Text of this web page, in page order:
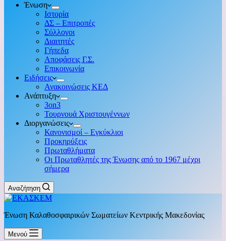
Ένωση
Ιστορία
ΔΣ – Επιτροπές
Σύλλογοι
Διαιτητές
Γήπεδα
Αποφάσεις Γ.Σ.
Επικοινωνία
Ειδήσεις
Ανακοινώσεις ΚΕΔ
Ανάπτυξη
3on3
Τουρνουά Χριστουγέννων
Διοργανώσεις
Κανονισμοί – Εγκύκλιοι
Προκηρύξεις
Πρωταθλήματα
Οι Πρωταθλητές της Ένωσης από το 1967 μέχρι
σήμερα
Αναζήτηση
Ένωση Καλαθοσφαιρικών Σωματείων Κεντρικής Μακεδονίας
Μενού